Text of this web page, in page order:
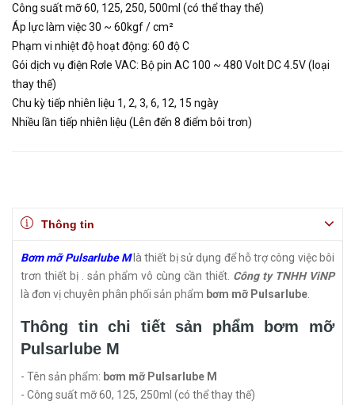
Công suất mỡ 60, 125, 250, 500ml (có thể thay thế)
Áp lực làm việc 30 ~ 60kgf / cm²
Phạm vi nhiệt độ hoạt động: 60 độ C
Gói dịch vụ điện Rơle VAC: Bộ pin AC 100 ~ 480 Volt DC 4.5V (loại
thay thế)
Chu kỳ tiếp nhiên liệu 1, 2, 3, 6, 12, 15 ngày
Nhiều lần tiếp nhiên liệu (Lên đến 8 điểm bôi trơn)
Thông tin
Bơm mỡ Pulsarlube Mlà thiết bị sử dụng để hỗ trợ công việc bôi
trơn thiết bị . sản phẩm vô cùng cần thiết. Công ty TNHH ViNP
là đơn vị chuyên phân phối sản phẩm bơm mỡ Pulsarlube
Thông tin chi tiết sản phẩm bơm mỡ
Pulsarlube M
- Tên sản phẩm: bơm mỡ Pulsarlube M
- Công suất mỡ 60, 125, 250ml (có thể thay thế)